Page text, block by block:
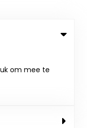
om mee te